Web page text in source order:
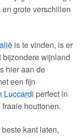
grote verschillen
is te vinden, is er
wijnland
hier aan de
een fijn
Luccardi perfect in
houttonen.
kant laten,